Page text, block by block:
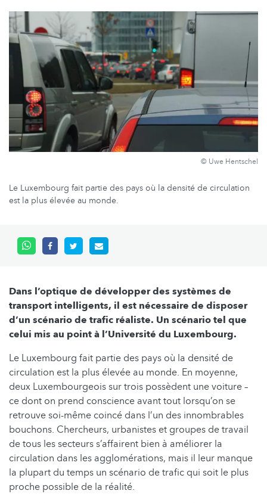
© Uwe Hentschel
Le Luxembourg fait partie des pays où la densité de circulation
est la plus élevée au monde.
Dans l’optique de développer des systèmes de
transport intelligents, il est nécessaire de disposer
d’un scénario de trafic réaliste. Un scénario tel que
celui mis au point à l’Université du Luxembourg.
Le Luxembourg fait partie des pays où la densité de
circulation est la plus élevée au monde. En moyenne,
deux Luxembourgeois sur trois possèdent une voiture –
ce dont on prend conscience avant tout lorsqu’on se
retrouve soi-même coincé dans l’un des innombrables
bouchons. Chercheurs, urbanistes et groupes de travail
de tous les secteurs s’affairent bien à améliorer la
circulation dans les agglomérations, mais il leur manque
la plupart du temps un scénario de trafic qui soit le plus
proche possible de la réalité.